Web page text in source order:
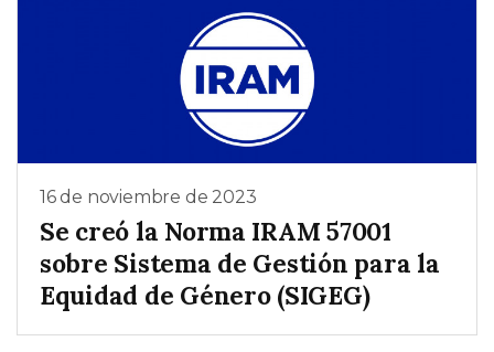
16 de noviembre de 2023
Se creó la Norma IRAM 57001
sobre Sistema de Gestión para la
Equidad de Género (SIGEG)